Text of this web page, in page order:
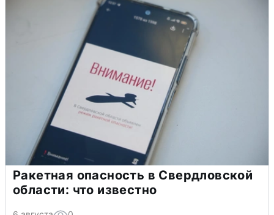
Ракетная опасность в Свердловской
области: что известно